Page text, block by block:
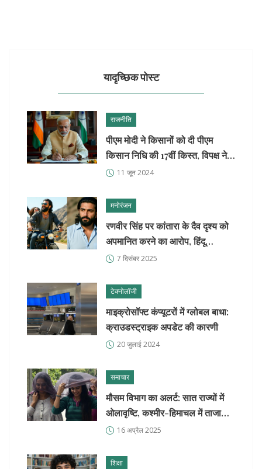
यादृच्छिक पोस्ट
राजनीति
पीएम मोदी ने किसानों को दी पीएम
किसान निधि की 17वीं किस्त, विपक्ष ने
बताया 'बड़ा तमाशा'
11 जून 2024
मनोरंजन
रणवीर सिंह पर कांतारा के दैव दृश्य को
अपमानित करने का आरोप, हिंदू
जनजागृति समिति ने दिया आधिकारिक
7 दिसंबर 2025
टेक्नोलॉजी
माइक्रोसॉफ्ट कंप्यूटरों में ग्लोबल बाधा:
क्राउडस्ट्राइक अपडेट की कारणी
20 जुलाई 2024
समाचार
मौसम विभाग का अलर्ट: सात राज्यों में
ओलावृष्टि, कश्मीर-हिमाचल में ताजा
पश्चिमी विक्षोभ के चलते हिमपात
16 अप्रैल 2025
शिक्षा